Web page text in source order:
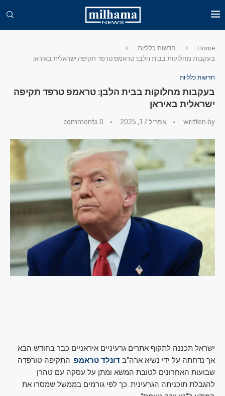
Home
חדשות כלליות
בעקבות מחלוקות בבית הלבן: טראמפ טרפד תקיפה ישראלית באיראן
חדשות כלליות
בעקבות מחלוקות בבית הלבן: טראמפ טרפד תקיפה
ישראלית באיראן
written by אפריל 17, 2025 0 comments
ישראל תכננה לתקוף אתרים גרעיניים איראניים כבר בחודש הבא
אך נדחתה על ידי נשיא ארה"ב דונלד טראמפ. התקיפה טורפדה
שבועות האחרונים לטובת המשא ומתן על עסקה עם טהרן
להגבלת תוכניתה הגרעינית. כך לפי גורמים בממשל שמסרו את